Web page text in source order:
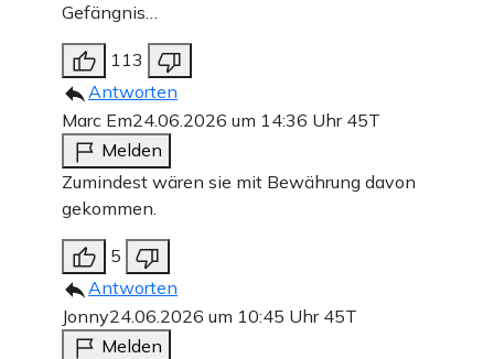
Gefängnis…
113
Antworten
Marc Em24.06.2026 um 14:36 Uhr 45T
Melden
Zumindest wären sie mit Bewährung davon
gekommen.
5
Antworten
Jonny24.06.2026 um 10:45 Uhr 45T
Melden